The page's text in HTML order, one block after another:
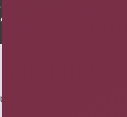
lien pointe vers
ci : <toto@foo.bar> sont
les crochets. Vous
page